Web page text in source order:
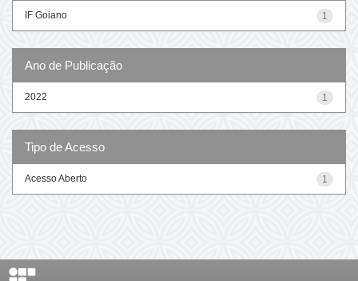
1
IF Goiano
Ano de Publicação
1
2022
Tipo de Acesso
1
Acesso Aberto